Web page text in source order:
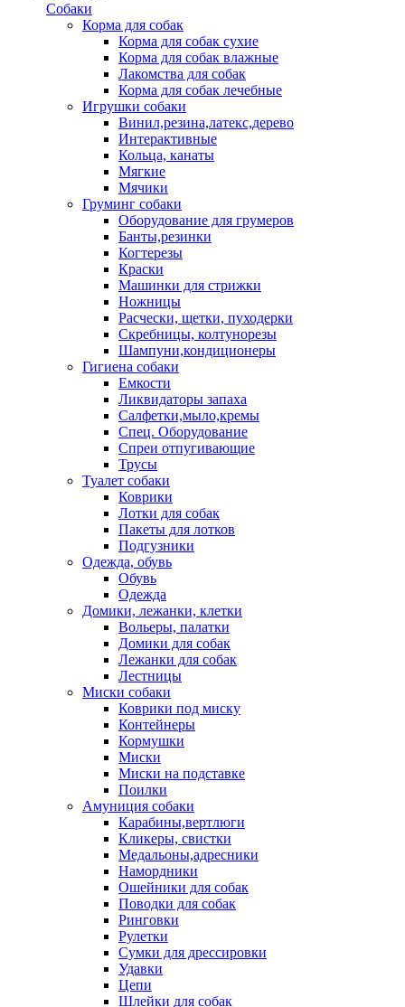
Собаки
Корма для собак
Корма для собак сухие
Корма для собак влажные
Лакомства для собак
Корма для собак лечебные
Игрушки собаки
Винил,резина,латекс,дерево
Интерактивные
Кольца, канаты
Мягкие
Мячики
Груминг собаки
Оборудование для грумеров
Банты,резинки
Когтерезы
Краски
Машинки для стрижки
Ножницы
Расчески, щетки, пуходерки
Скребницы, колтунорезы
Шампуни,кондиционеры
Гигиена собаки
Емкости
Ликвидаторы запаха
Салфетки,мыло,кремы
Спец. Оборудование
Спреи отпугивающие
Трусы
Туалет собаки
Коврики
Лотки для собак
Пакеты для лотков
Подгузники
Одежда, обувь
Обувь
Одежда
Домики, лежанки, клетки
Вольеры, палатки
Домики для собак
Лежанки для собак
Лестницы
Миски собаки
Коврики под миску
Контейнеры
Кормушки
Миски
Миски на подставке
Поилки
Амуниция собаки
Карабины,вертлюги
Кликеры, свистки
Медальоны,адресники
Намордники
Ошейники для собак
Поводки для собак
Ринговки
Рулетки
Сумки для дрессировки
Удавки
Цепи
Шлейки для собак